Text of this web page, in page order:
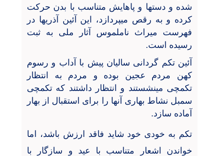
شده و دستها و پاهایش متناسب با بدن حرکت
کرده و به رقص میپردازد، این آئین آذریها در
فهرست میراث ناملموس آثار ملی به ثبت
رسیده است.
آئین تکم گردانی سالیان پیش با آداب و رسوم
کهن مردم عجین بوده و مردم به انتظار
تکمچی مینشستند و انتظار داشتند که تکمچی
سمبل نشاط بهاری آنها را برای استقبال از بهار
آماده سازد.
تکم به خودی خود شاید فاقد ارزش باشد، اما
خواندن اشعار متناسب با عید و سازگار با